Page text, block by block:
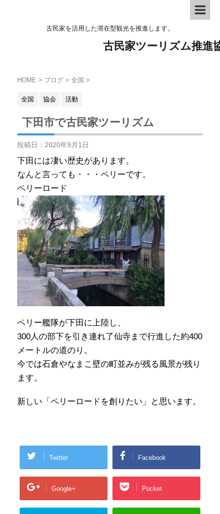
古民家を活用した滞在型観光を推進します。
古民家ツーリズム推進
HOME > ブログ > 全国 >
全国 協会 活動
下田市で古民家ツーリズム
投稿日： 2020年9月1日
下田には凄い歴史があります。
なんと言っても・・・ペリーです。
ペリーロード
ペリー艦隊が下田に上陸し、
300人の部下を引き連れ了仙寺まで行進した約400
メートルの道のり。
今では石倉やなまこ壁の町並みが残る風景が残り
ます。
新しい「ペリーロードを創りたい」と思います。
Twitter Facebook
Google+ Pocket